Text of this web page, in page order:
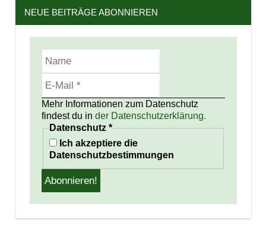
NEUE BEITRÄGE ABONNIEREN
Mehr Informationen zum Datenschutz
findest du in der Datenschutzerklärung.
Datenschutz *
Ich akzeptiere die
Datenschutzbestimmungen